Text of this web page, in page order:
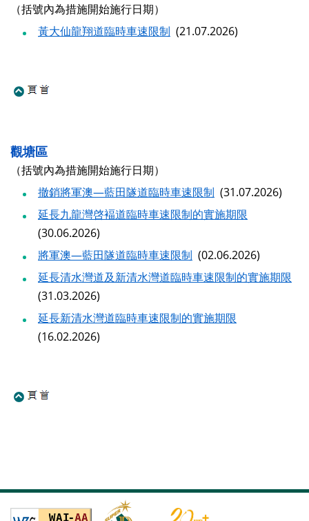
（括號內為措施開始施行日期）
黃大仙龍翔道臨時車速限制 (21.07.2026)
觀塘區
（括號內為措施開始施行日期）
撤銷將軍澳—藍田隧道臨時車速限制 (31.07.2026)
延長九龍灣啓褔道臨時車速限制的實施期限
(30.06.2026)
將軍澳—藍田隧道臨時車速限制 (02.06.2026)
延長清水灣道及新清水灣道臨時車速限制的實施期限
(31.03.2026)
延長新清水灣道臨時車速限制的實施期限
(16.02.2026)